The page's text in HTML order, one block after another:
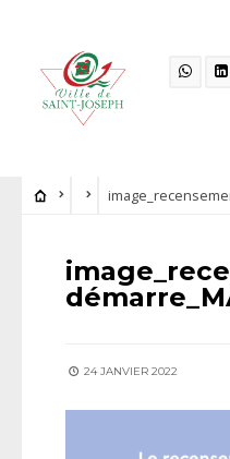
24 JANVIER 2022